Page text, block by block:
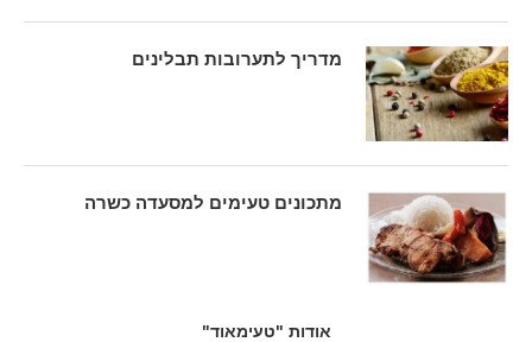
מדריך לתערובות תבלינים
מתכונים טעימים למסעדה כשרה
אודות "טעימאוד"